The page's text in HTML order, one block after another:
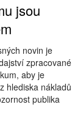
jsou
novin je
zpracované
aby je
hlediska nákladů
publika